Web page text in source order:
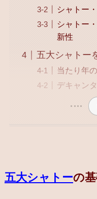
シャトー
シャトー
新性
五大シャトー
当たり年
デキャン
五大シャトーの